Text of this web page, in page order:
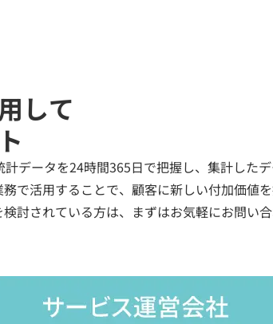
して
データを24時間365日で把握し、集計した
で活用することで、顧客に新しい付加価値
討されている方は、まずはお気軽にお問い合